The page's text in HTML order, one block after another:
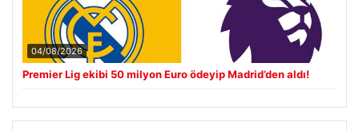
04/08/2026
Premier Lig ekibi 50 milyon Euro ödeyip Madrid’den aldı!